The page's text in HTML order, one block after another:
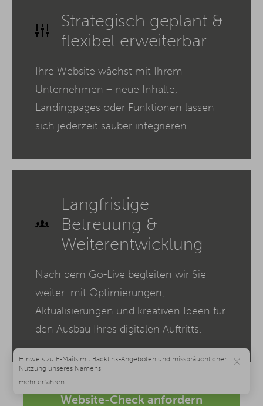
Strategisch geplant &
flexibel erweiterbar
Ihre Website wächst mit Ihrem
Unternehmen – neue Inhalte,
Landingpages oder Funktionen lassen
sich jederzeit sauber integrieren.
Langfristige
Betreuung &
Weiterentwicklung
Nach dem Go-Live begleiten wir Sie
weiter: mit Optimierungen,
Aktualisierungen und kreativen Ideen für
den Ausbau Ihres digitalen Auftritts.
Website-Check anfordern
×